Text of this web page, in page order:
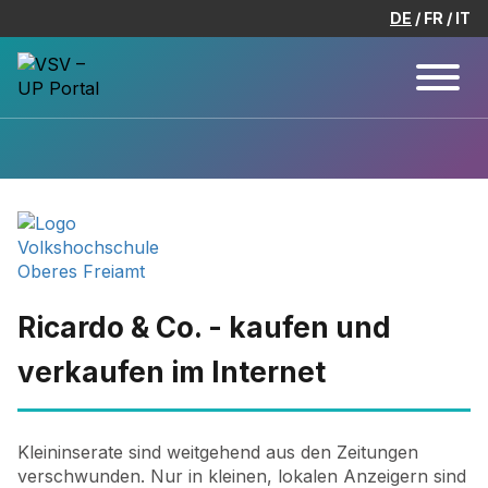
DE FR IT
Ricardo & Co. - kaufen und
verkaufen im Internet
Kleininserate sind weitgehend aus den Zeitungen
verschwunden. Nur in kleinen, lokalen Anzeigern sind